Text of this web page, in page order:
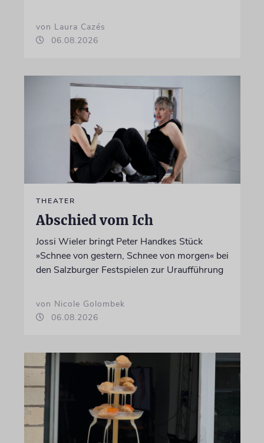
von Laura Cazés
06.08.2026
THEATER
Abschied vom Ich
Jossi Wieler bringt Peter Handkes Stück
»Schnee von gestern, Schnee von morgen« bei
den Salzburger Festspielen zur Uraufführung
von Nicole Golombek
06.08.2026